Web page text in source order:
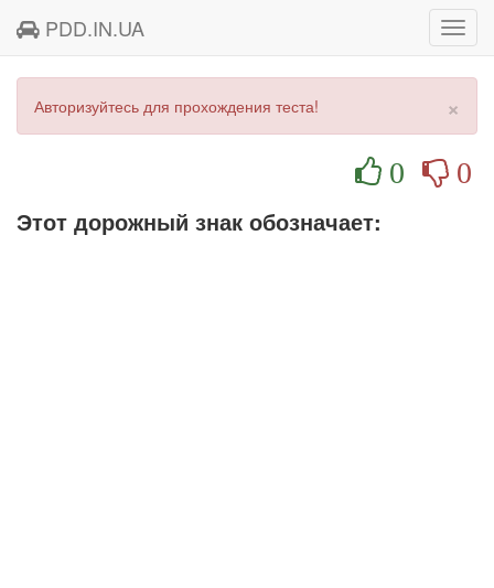
PDD.IN.UA
×
Авторизуйтесь для прохождения теста!
0 0
Этот дорожный знак обозначает: